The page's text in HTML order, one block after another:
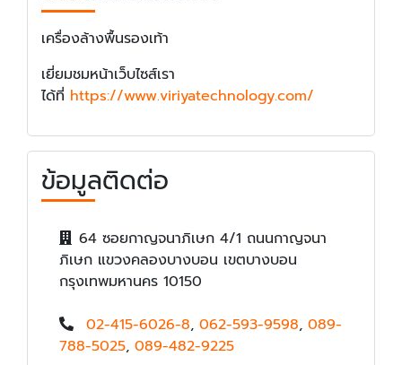
เครื่องล้างพื้นรองเท้า
เยี่ยมชมหน้าเว็บไซส์เรา
ได้ที่ https://www.viriyatechnology.com/
ข้อมูลติดต่อ
64 ซอยกาญจนาภิเษก 4/1 ถนนกาญจนา
ภิเษก แขวงคลองบางบอน เขตบางบอน
กรุงเทพมหานคร 10150
02-415-6026-8, 062-593-9598, 089-
788-5025, 089-482-9225